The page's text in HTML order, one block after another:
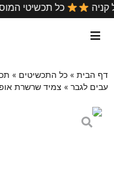
קניה כל תכשיטי
דף הבית » כל התכשיטים »
עבים לגבר » צמיד שרשרת